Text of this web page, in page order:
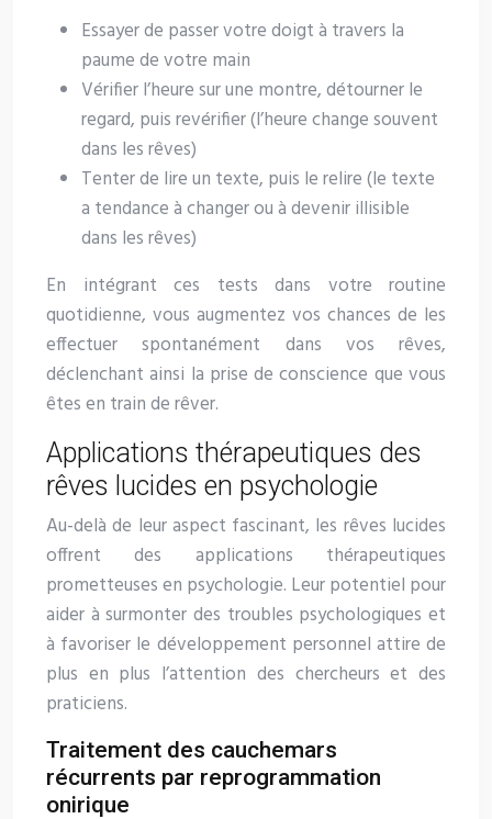
Essayer de passer votre doigt à travers la
paume de votre main
Vérifier l’heure sur une montre, détourner le
regard, puis revérifier (l’heure change souvent
dans les rêves)
Tenter de lire un texte, puis le relire (le texte
a tendance à changer ou à devenir illisible
dans les rêves)
En intégrant ces tests dans votre routine
quotidienne, vous augmentez vos chances de les
effectuer spontanément dans vos rêves,
déclenchant ainsi la prise de conscience que vous
êtes en train de rêver.
Applications thérapeutiques des
rêves lucides en psychologie
Au-delà de leur aspect fascinant, les rêves lucides
offrent des applications thérapeutiques
prometteuses en psychologie. Leur potentiel pour
aider à surmonter des troubles psychologiques et
à favoriser le développement personnel attire de
plus en plus l’attention des chercheurs et des
praticiens.
Traitement des cauchemars
récurrents par reprogrammation
onirique